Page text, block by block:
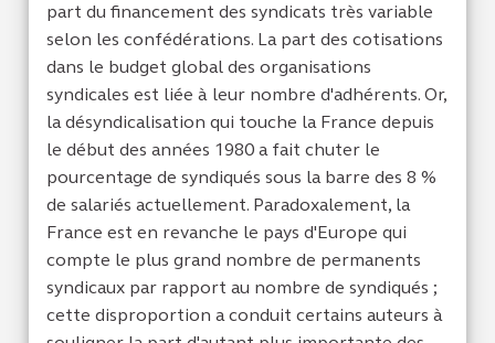
part du financement des syndicats très variable
selon les confédérations. La part des cotisations
dans le budget global des organisations
syndicales est liée à leur nombre d'adhérents. Or,
la désyndicalisation qui touche la France depuis
le début des années 1980 a fait chuter le
pourcentage de syndiqués sous la barre des 8 %
de salariés actuellement. Paradoxalement, la
France est en revanche le pays d'Europe qui
compte le plus grand nombre de permanents
syndicaux par rapport au nombre de syndiqués ;
cette disproportion a conduit certains auteurs à